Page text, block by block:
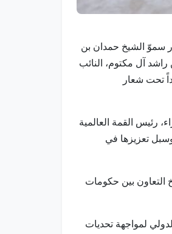
سموّ الشيخ حمدان بن
آل مكتوم، النائب
للقمة العالمية للحكومات 2026، التي تنطلق غداً تحت شعار
رئيس القمة العالمية
تعزيزها في
2026، بما يحقق مستهدفاتها في ترسيخ التعاون بين حكومات
للحكومات 2026، مؤكداً سموه أهمية التعاون الدولي لمواجهة تحديات